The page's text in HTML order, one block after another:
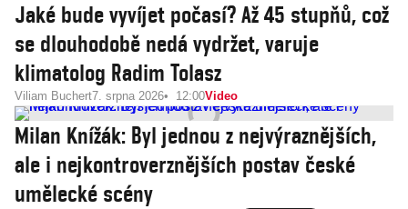
Jaké bude vyvíjet počasí? Až 45 stupňů, což
se dlouhodobě nedá vydržet, varuje
klimatolog Radim Tolasz
Viliam Buchert7. srpna 2026 12:00Video
Milan Knížák: Byl jednou z nejvýraznějších,
ale i nejkontroverznějších postav české
umělecké scény